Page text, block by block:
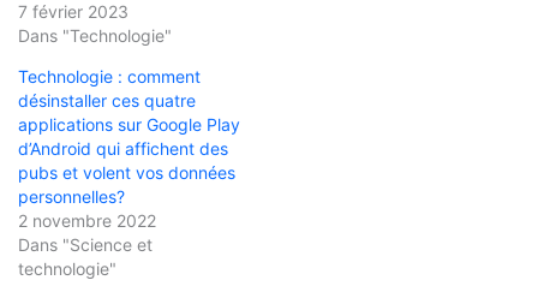
7 février 2023
Dans "Technologie"
Technologie : comment
désinstaller ces quatre
applications sur Google Play
d’Android qui affichent des
pubs et volent vos données
personnelles?
2 novembre 2022
Dans "Science et
technologie"